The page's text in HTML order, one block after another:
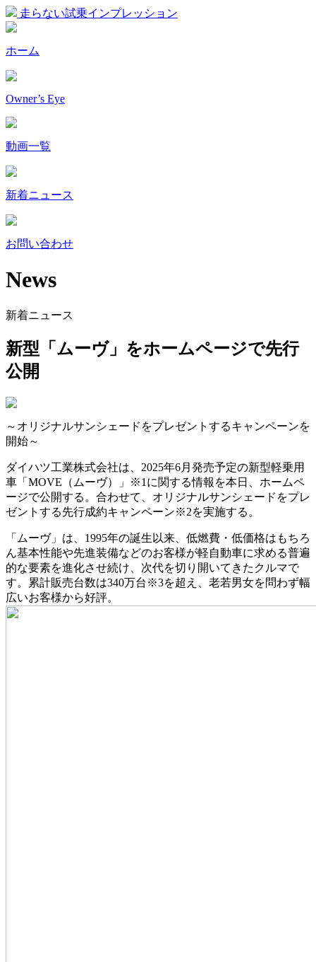
走らない試乗インプレッション
ホーム
Owner’s Eye
動画一覧
新着ニュース
お問い合わせ
News
新着ニュース
新型「ムーヴ」をホームページで先行
公開
～オリジナルサンシェードをプレゼントするキャンペーンを
開始～
ダイハツ工業株式会社は、2025年6月発売予定の新型軽乗用
車「MOVE（ムーヴ）」※1に関する情報を本日、ホームペ
ージで公開する。合わせて、オリジナルサンシェードをプレ
ゼントする先行成約キャンペーン※2を実施する。
「ムーヴ」は、1995年の誕生以来、低燃費・低価格はもちろ
ん基本性能や先進装備などのお客様が軽自動車に求める普遍
的な要素を進化させ続け、次代を切り開いてきたクルマで
す。累計販売台数は340万台※3を超え、老若男女を問わず幅
広いお客様から好評。